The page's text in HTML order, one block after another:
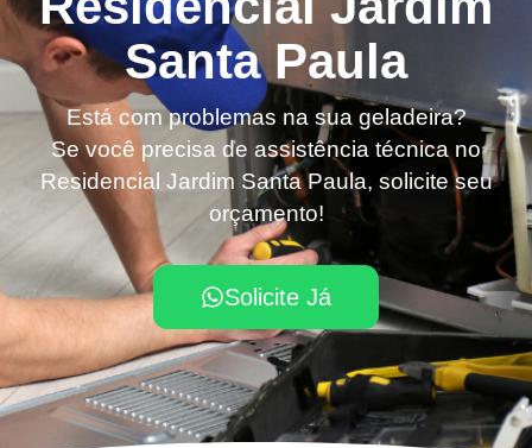
Santa Paula
Está com problemas na sua geladeira?
Se você precisa de assistência técnica no
Residencial Jardim Santa Paula, solicite seu
orçamento!
Solicite Já